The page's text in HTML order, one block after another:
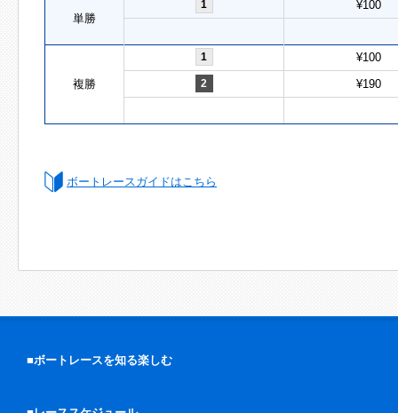
単勝
1 ¥100
複勝
1 ¥100
2 ¥190
ボートレースガイドはこちら
■ボートレースを知る楽しむ